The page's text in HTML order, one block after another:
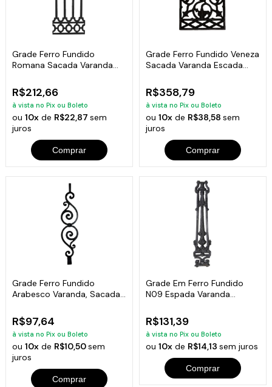
Grade Ferro Fundido
Romana Sacada Varanda
R$212,66
à vista no Pix ou Boleto
ou10x de R$22,87sem
juros
Comprar
Grade Ferro Fundido Veneza
Sacada Varanda Escada
R$358,79
à vista no Pix ou Boleto
ou 10xde R$38,58 sem
juros
Comprar
Grade Ferro Fundido
Arabesco Varanda, Sacada,
R$97,64
à vista no Pix ou Boleto
ou10x de R$10,50sem
juros
Comprar
Grade Em Ferro Fundido
N09 Espada Varanda
R$131,39
à vista no Pix ou Boleto
ou 10xde R$14,13 sem juros
Comprar